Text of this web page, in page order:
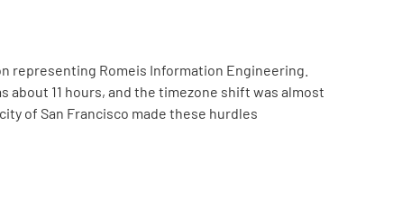
representing Romeis Information Engineering.
11 hours, and the timezone shift was almost
of San Francisco made these hurdles